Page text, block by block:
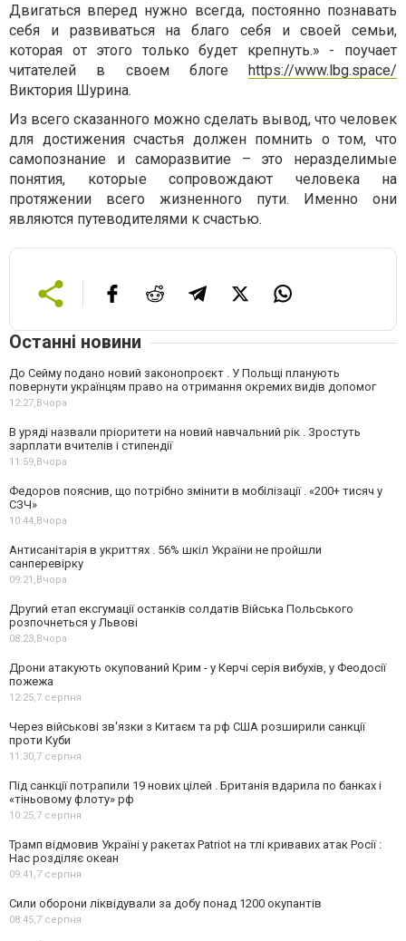
Двигаться вперед нужно всегда, постоянно познавать
себя и развиваться на благо себя и своей семьи,
которая от этого только будет крепнуть.» - поучает
читателей в своем блоге https://www.lbg.space/
Виктория Шурина.
Из всего сказанного можно сделать вывод, что человек
для достижения счастья должен помнить о том, что
самопознание и саморазвитие – это неразделимые
понятия, которые сопровождают человека на
протяжении всего жизненного пути. Именно они
являются путеводителями к счастью.
Останні новини
До Сейму подано новий законопроєкт . У Польщі планують
повернути українцям право на отримання окремих видів допомог
12:27,Вчора
В уряді назвали пріоритети на новий навчальний рік . Зростуть
зарплати вчителів і стипендії
11:59,Вчора
Федоров пояснив, що потрібно змінити в мобілізації . «200+ тисяч у
СЗЧ»
10:44,Вчора
Антисанітарія в укриттях . 56% шкіл України не пройшли
санперевірку
09:21,Вчора
Другий етап ексгумації останків солдатів Війська Польського
розпочнеться у Львові
08:23,Вчора
Дрони атакують окупований Крим - у Керчі серія вибухів, у Феодосії
пожежа
12:25,7 серпня
Через військові зв'язки з Китаєм та рф США розширили санкції
проти Куби
11:30,7 серпня
Під санкції потрапили 19 нових цілей . Британія вдарила по банках і
«тіньовому флоту» рф
10:25,7 серпня
Трамп відмовив Україні у ракетах Patriot на тлі кривавих атак Росії :
Нас розділяє океан
09:41,7 серпня
Сили оборони ліквідували за добу понад 1200 окупантів
08:45,7 серпня